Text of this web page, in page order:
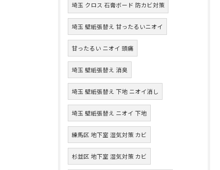
埼玉 クロス 石膏ボード 防カビ対策
埼玉 壁紙張替え 甘ったるいニオイ
甘ったるい ニオイ 頭痛
埼玉 壁紙張替え 消臭
埼玉 壁紙張替え 下地 ニオイ消し
埼玉 壁紙張替え ニオイ 下地
練馬区 地下室 湿気対策 カビ
杉並区 地下室 湿気対策 カビ